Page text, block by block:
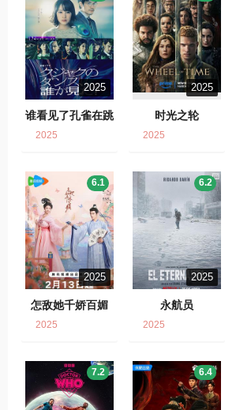
2025
谁看见了孔雀在跳
2025
2025
时光之轮
2025
2025
怎敌她千娇百媚
6.1
2025
2025
永航员
6.2
2025
7.2 6.4